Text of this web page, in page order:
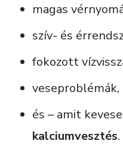
magas
szív- és
fokozott
veseproblémák,
és – amit
kalciumvesztés.